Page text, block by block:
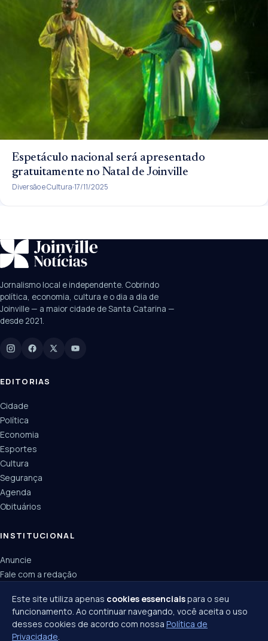
Espetáculo nacional será apresentado
gratuitamente no Natal de Joinville
Diversão e Cultura 17/11/2025
SUGESTÕES: JEC
Câmara
UPA Sul
Manchetes, colunistas e editorias do JN
Jornalismo local e independente. Cobrindo
política, economia, cultura e o dia a dia de
Joinville — a maior cidade de Santa Catarina —
desde 2021.
EDITORIAS
Cidade
Política
Economia
Esportes
Cultura
Segurança
Agenda
Obituários
INSTITUCIONAL
Anuncie
Fale com a redação
Este site utiliza apenas cookies essenciaispara o seu
funcionamento. Ao continuar navegando, você aceita o uso
desses cookies de acordo com nossa Política de
Privacidade.